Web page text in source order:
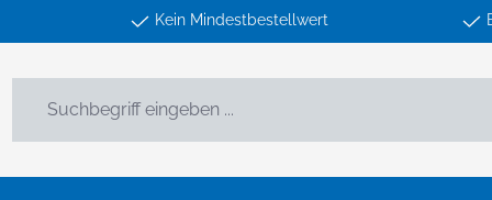
Kein Mindestbestellwert